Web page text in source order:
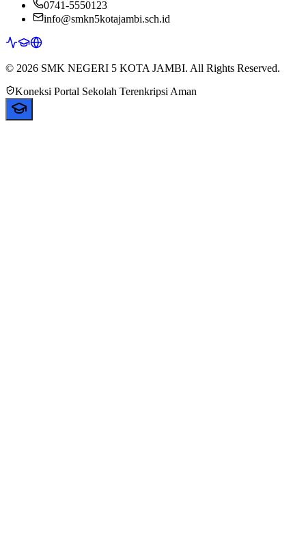
0741-5550123
info@smkn5kotajambi.sch.id
© 2026 SMK NEGERI 5 KOTA JAMBI. All Rights Reserved.
Koneksi Portal Sekolah Terenkripsi Aman